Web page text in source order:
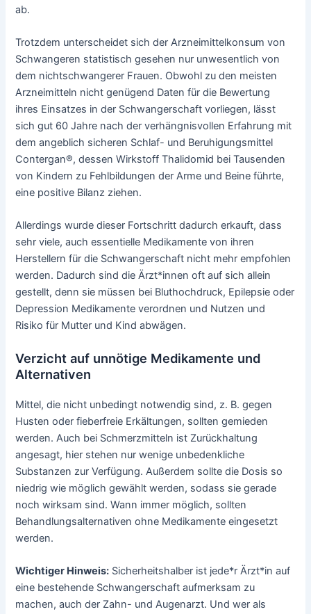
ab.
Trotzdem unterscheidet sich der Arzneimittelkonsum von
Schwangeren statistisch gesehen nur unwesentlich von
dem nichtschwangerer Frauen. Obwohl zu den meisten
Arzneimitteln nicht genügend Daten für die Bewertung
ihres Einsatzes in der Schwangerschaft vorliegen, lässt
sich gut 60 Jahre nach der verhängnisvollen Erfahrung mit
dem angeblich sicheren Schlaf- und Beruhigungsmittel
Contergan®, dessen Wirkstoff Thalidomid bei Tausenden
von Kindern zu Fehlbildungen der Arme und Beine führte,
eine positive Bilanz ziehen.
Allerdings wurde dieser Fortschritt dadurch erkauft, dass
sehr viele, auch essentielle Medikamente von ihren
Herstellern für die Schwangerschaft nicht mehr empfohlen
werden. Dadurch sind die Ärzt*innen oft auf sich allein
gestellt, denn sie müssen bei Bluthochdruck, Epilepsie oder
Depression Medikamente verordnen und Nutzen und
Risiko für Mutter und Kind abwägen.
Verzicht auf unnötige Medikamente und
Alternativen
Mittel, die nicht unbedingt notwendig sind, z. B. gegen
Husten oder fieberfreie Erkältungen, sollten gemieden
werden. Auch bei Schmerzmitteln ist Zurückhaltung
angesagt, hier stehen nur wenige unbedenkliche
Substanzen zur Verfügung. Außerdem sollte die Dosis so
niedrig wie möglich gewählt werden, sodass sie gerade
noch wirksam sind. Wann immer möglich, sollten
Behandlungsalternativen ohne Medikamente eingesetzt
werden.
Wichtiger Hinweis: Sicherheitshalber ist jede*r Ärzt*in auf
eine bestehende Schwangerschaft aufmerksam zu
machen, auch der Zahn- und Augenarzt. Und wer als